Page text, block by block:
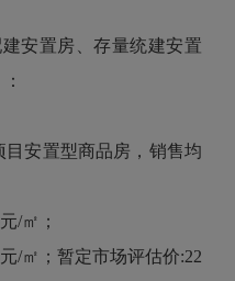
安置房、存量统建安置
安置型商品房，销售均
/㎡；
㎡；暂定市场评估价:22